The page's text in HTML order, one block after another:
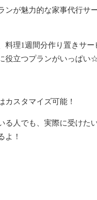
ンが魅力的な家事代行サ
料理1週間分作り置きサー
役立つプランがいっぱい
カスタマイズ可能！
る人でも、実際に受けた
よ！